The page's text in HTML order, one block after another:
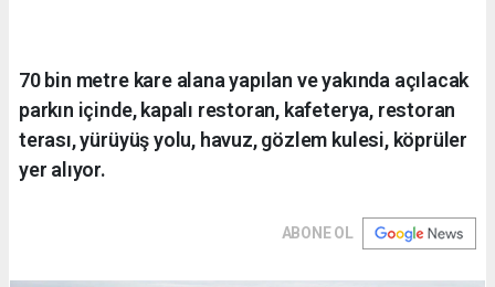
70 bin metre kare alana yapılan ve yakında açılacak
parkın içinde, kapalı restoran, kafeterya, restoran
terası, yürüyüş yolu, havuz, gözlem kulesi, köprüler
yer alıyor.
ABONE OL